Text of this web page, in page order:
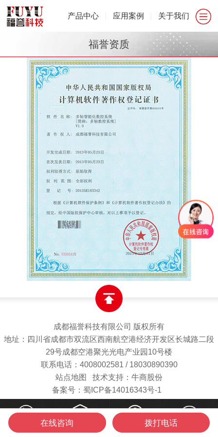
产品中心 应用案例 关于我们
福誉资质
成都福誉科技有限公司 版权所有
地址：四川省成都市双流区西南航空港经济开发区长城路二段
29号成都空港聚光光电产业园10号楼
联系电话：4008002581 / 18030890390
站点地图
技术支持：牛商股份
备案号：蜀ICP备14016343号-1
电话咨询 产品中心 关于我们 在线留言
在线咨询 拨打电话